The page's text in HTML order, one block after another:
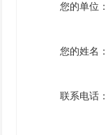
您的单位：
您的姓名：
联系电话：